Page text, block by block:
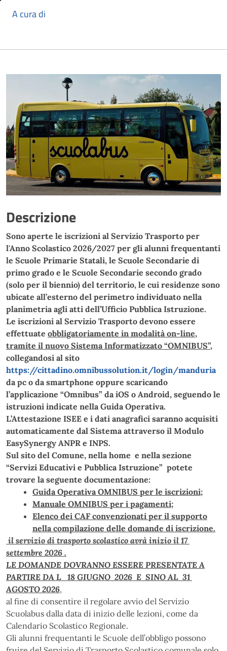
A cura di
Descrizione
Sono aperte le iscrizioni al Servizio Trasporto per
l'Anno Scolastico 2026/2027 per gli alunni frequentanti
le Scuole Primarie Statali, le Scuole Secondarie di
primo grado e le Scuole Secondarie secondo grado
(solo per il biennio) del territorio, le cui residenze sono
ubicate all’esterno del perimetro individuato nella
planimetria agli atti dell’Ufficio Pubblica Istruzione.
Le iscrizioni al Servizio Trasporto devono essere
effettuate obbligatoriamente in modalità on-line,
tramite il nuovo Sistema Informatizzato “OMNIBUS”,
collegandosi al sito
https://cittadino.omnibussolution.it/login/manduria
da pc o da smartphone oppure scaricando
l’applicazione “Omnibus” da iOS o Android, seguendo le
istruzioni indicate nella Guida Operativa.
L’Attestazione ISEE e i dati anagrafici saranno acquisiti
automaticamente dal Sistema attraverso il Modulo
EasySynergy ANPR e INPS.
Sul sito del Comune, nella home e nella sezione
“Servizi Educativi e Pubblica Istruzione” potete
trovare la seguente documentazione:
Guida Operativa OMNIBUS per le iscrizioni;
Manuale OMNIBUS per i pagamenti;
Elenco dei CAF convenzionati per il supporto
nella compilazione delle domande di iscrizione.
il servizio di trasporto scolastico avrà inizio il 17
settembre 2026 .
LE DOMANDE DOVRANNO ESSERE PRESENTATE A
PARTIRE DA L 18 GIUGNO 2026 E SINO AL 31
AGOSTO 2026,
al fine di consentire il regolare avvio del Servizio
Scuolabus dalla data di inizio delle lezioni, come da
Calendario Scolastico Regionale.
Gli alunni frequentanti le Scuole dell’obbligo possono